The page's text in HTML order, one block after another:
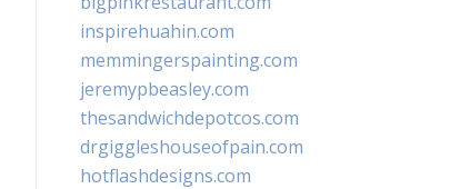
inspirehuahin.com
memmingerspainting.com
jeremypbeasley.com
thesandwichdepotcos.com
drgiggleshouseofpain.com
hotflashdesigns.com